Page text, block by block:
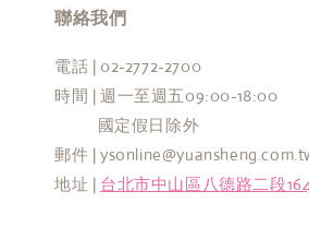
聯絡我們
電話 | 02-2772-2700
時間 | 週一至週五09:00-18:00
國定假日除外
郵件 |
地址 | 台北市中山區八德路二段